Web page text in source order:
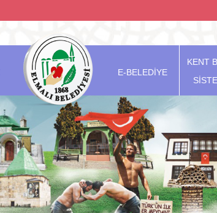
E-BELEDİYE
KENT